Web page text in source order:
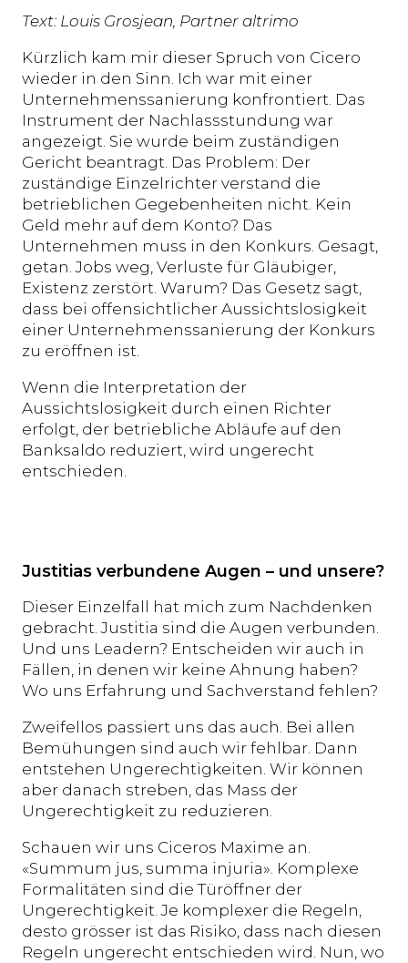
Text: Louis Grosjean, Partner altrimo
Kürzlich kam mir dieser Spruch von Cicero
wieder in den Sinn. Ich war mit einer
Unternehmenssanierung konfrontiert. Das
Instrument der Nachlassstundung war
angezeigt. Sie wurde beim zuständigen
Gericht beantragt. Das Problem: Der
zuständige Einzelrichter verstand die
betrieblichen Gegebenheiten nicht. Kein
Geld mehr auf dem Konto? Das
Unternehmen muss in den Konkurs. Gesagt,
getan. Jobs weg, Verluste für Gläubiger,
Existenz zerstört. Warum? Das Gesetz sagt,
dass bei offensichtlicher Aussichtslosigkeit
einer Unternehmenssanierung der Konkurs
zu eröffnen ist.
Wenn die Interpretation der
Aussichtslosigkeit durch einen Richter
erfolgt, der betriebliche Abläufe auf den
Banksaldo reduziert, wird ungerecht
entschieden.
Justitias verbundene Augen – und unsere?
Dieser Einzelfall hat mich zum Nachdenken
gebracht. Justitia sind die Augen verbunden.
Und uns Leadern? Entscheiden wir auch in
Fällen, in denen wir keine Ahnung haben?
Wo uns Erfahrung und Sachverstand fehlen?
Zweifellos passiert uns das auch. Bei allen
Bemühungen sind auch wir fehlbar. Dann
entstehen Ungerechtigkeiten. Wir können
aber danach streben, das Mass der
Ungerechtigkeit zu reduzieren.
Schauen wir uns Ciceros Maxime an.
«Summum jus, summa injuria». Komplexe
Formalitäten sind die Türöffner der
Ungerechtigkeit. Je komplexer die Regeln,
desto grösser ist das Risiko, dass nach diesen
Regeln ungerecht entschieden wird. Nun, wo